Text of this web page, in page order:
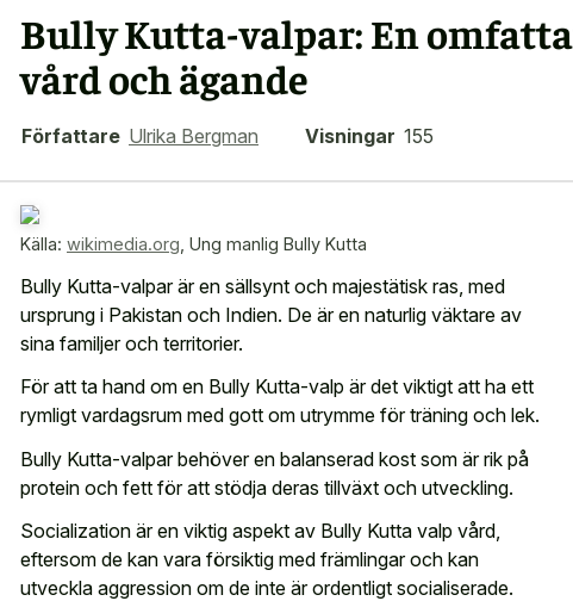
Bully Kutta-valpar: En
vård och ägande
Författare Ulrika Bergman Visningar 155
Källa: wikimedia.org Ung manlig Bully Kutta
Bully Kutta-valpar är en sällsynt och majestätisk ras, med
ursprung i Pakistan och Indien. De är en naturlig väktare av
sina familjer och territorier.
För att ta hand om en Bully Kutta-valp är det viktigt att ha ett
rymligt vardagsrum med gott om utrymme för träning och lek.
Bully Kutta-valpar behöver en balanserad kost som är rik på
protein och fett för att stödja deras tillväxt och utveckling.
Socialization är en viktig aspekt av Bully Kutta valp vård,
eftersom de kan vara försiktig med främlingar och kan
utveckla aggression om de inte är ordentligt socialiserade.